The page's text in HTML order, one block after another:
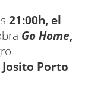
21:00h, el
Go Home,
Porto